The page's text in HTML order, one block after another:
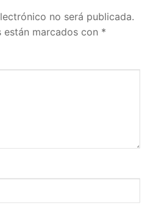
no será publicada.
marcados con *